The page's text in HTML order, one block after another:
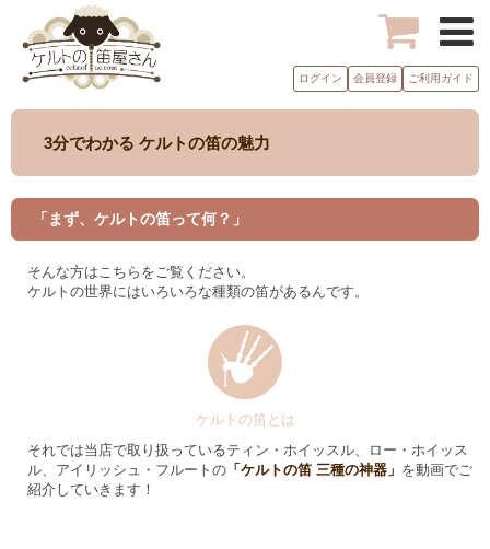
ログイン 会員登録 ご利用ガイド
3分でわかる ケルトの笛の魅力
「まず、ケルトの笛って何？」
そんな方はこちらをご覧ください。
ケルトの世界にはいろいろな種類の笛があるんです。
ケルトの笛とは
それでは当店で取り扱っているティン・ホイッスル、ロー・ホイッス
ル、アイリッシュ・フルートの 「ケルトの笛 三種の神器」 を動画でご
紹介していきます！